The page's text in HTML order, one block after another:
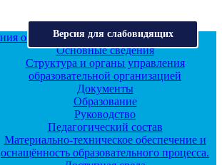
содержанию
Версия для слабовидящих
об образовательной организации
Основные сведения
Структура и органы управления
образовательной организацией
Документы
Образование
Руководство
Педагогический состав
Материально-техническое обеспечение и
оснащённость образовательного процесса.